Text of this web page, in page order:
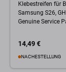
Klebestreifen für
Samsung S26,
Genuine Service
14,49 €
NACHESTELLUNG